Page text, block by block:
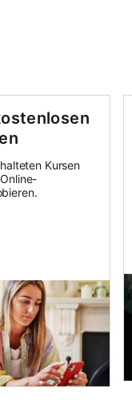
Kursen